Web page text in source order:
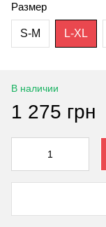
Размер
S-M L-XL
В наличии
1 275 грн